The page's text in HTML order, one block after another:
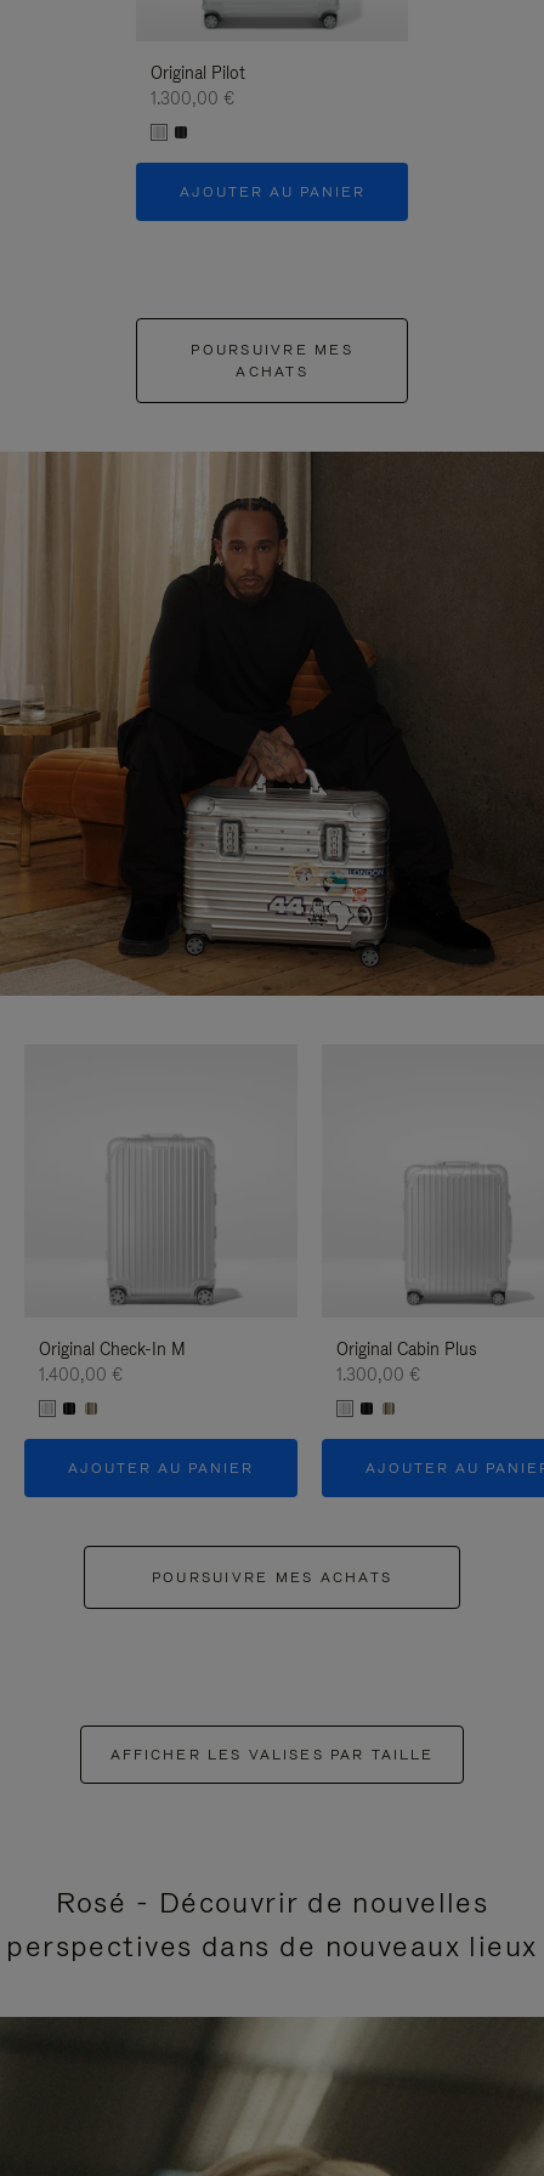
Original Pilot
1.300,00 €
AJOUTER AU PANIER
POURSUIVRE MES
ACHATS
Original Check-In M
1.400,00 €
AJOUTER AU PANIER
Original Cabin Plus
1.300,00 €
AJOUTER AU
POURSUIVRE MES ACHATS
AFFICHER LES VALISES PAR TAILLE
Rosé - Découvrir de nouvelles
perspectives dans de nouveaux lieux